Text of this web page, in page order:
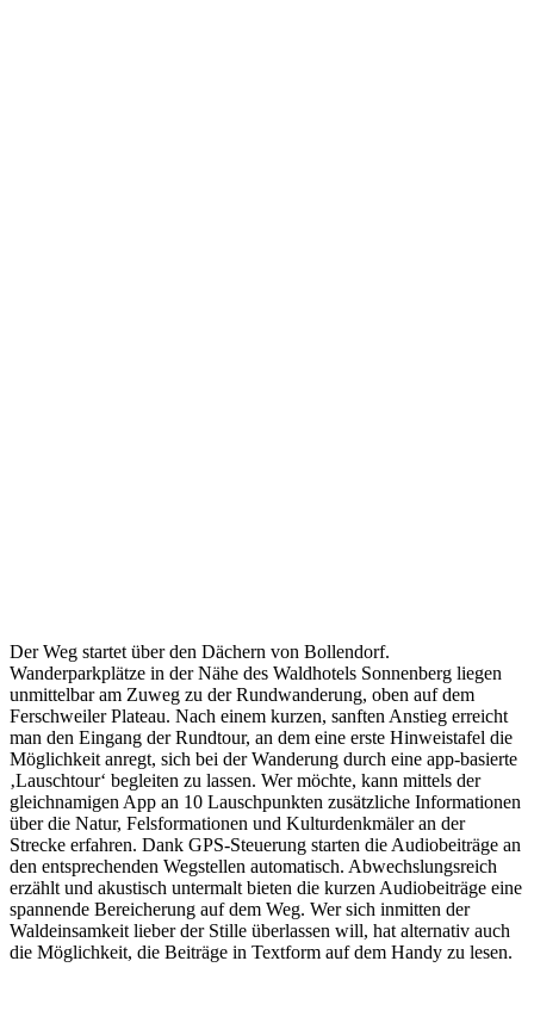
Der Weg startet über den Dächern von Bollendorf.
Wanderparkplätze in der Nähe des Waldhotels Sonnenberg liegen
unmittelbar am Zuweg zu der Rundwanderung, oben auf dem
Ferschweiler Plateau. Nach einem kurzen, sanften Anstieg erreicht
man den Eingang der Rundtour, an dem eine erste Hinweistafel die
Möglichkeit anregt, sich bei der Wanderung durch eine app-basierte
‚Lauschtour‘ begleiten zu lassen. Wer möchte, kann mittels der
gleichnamigen App an 10 Lauschpunkten zusätzliche Informationen
über die Natur, Felsformationen und Kulturdenkmäler an der
Strecke erfahren. Dank GPS-Steuerung starten die Audiobeiträge an
den entsprechenden Wegstellen automatisch. Abwechslungsreich
erzählt und akustisch untermalt bieten die kurzen Audiobeiträge eine
spannende Bereicherung auf dem Weg. Wer sich inmitten der
Waldeinsamkeit lieber der Stille überlassen will, hat alternativ auch
die Möglichkeit, die Beiträge in Textform auf dem Handy zu lesen.